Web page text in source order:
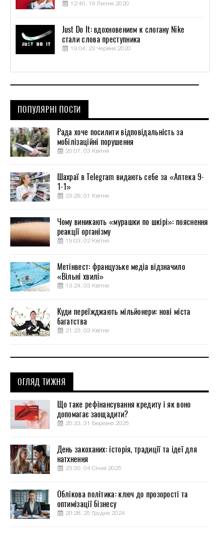
12:40, 19 Липня 2020
Just Do It: вдохновением к слогану Nike
стали слова преступника
19:04, 23 Червня 2020
ПОПУЛЯРНІ ПОСТИ
Рада хоче посилити відповідальність за
мобілізаційні порушення
20:07, 03 Квітня
Шахраї в Telegram видають себе за «Аптека 9-
1-1»
23:29, 01 Квітня
Чому виникають «мурашки по шкірі»: пояснення
реакції організму
19:03, 02 Квітня
Метінвест: французьке медіа відзначило
«Вільні хвилі»
13:24, 03 Квітня
Куди переїжджають мільйонери: нові міста
багатства
21:23, 03 Квітня
ОГЛЯД ТИЖНЯ
Що таке рефінансування кредиту і як воно
допомагає заощадити?
20:33, 31 Березня 2025
День закоханих: історія, традиції та ідеї для
натхнення
23:30, 04 Січня 2025
Облікова політика: ключ до прозорості та
оптимізації бізнесу
20:28, 25 Грудня 2024